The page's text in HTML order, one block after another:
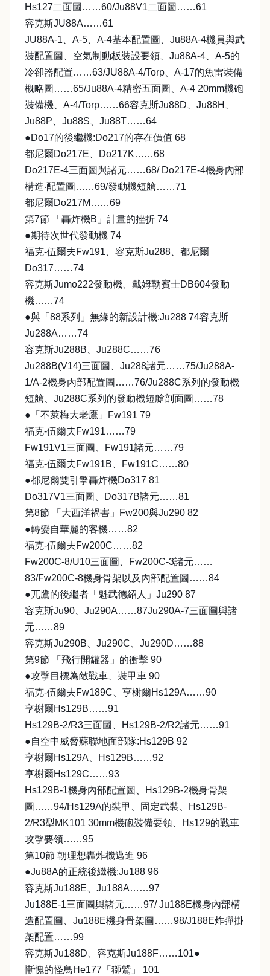
Hs127二面圖……60/Ju88V1二面圖……61
容克斯JU88A……61
JU88A-1、A-5、A-4基本配置圖、Ju88A-4機員與武
裝配置圖、空氣制動板裝設要領、Ju88A-4、A-5的
冷卻器配置……63/JU88A-4/Torp、A-17的魚雷裝備
概略圖……65/Ju88A-4精密五面圖、A-4 20mm機砲
裝備機、A-4/Torp……66容克斯Ju88D、Ju88H、
Ju88P、Ju88S、Ju88T……64
●Do17的後繼機:Do217的存在價值 68
都尼爾Do217E、Do217K……68
Do217E-4三面圖與諸元……68/ Do217E-4機身內部
構造‧配置圖……69/發動機短艙……71
都尼爾Do217M……69
第7節 「轟炸機B」計畫的挫折 74
●期待次世代發動機 74
福克-伍爾夫Fw191、容克斯Ju288、都尼爾
Do317……74
容克斯Jumo222發動機、戴姆勒賓士DB604發動
機……74
●與「88系列」無緣的新設計機:Ju288 74容克斯
Ju288A……74
容克斯Ju288B、Ju288C……76
Ju288B(V14)三面圖、Ju288諸元……75/Ju288A-
1/A-2機身內部配置圖……76/Ju288C系列的發動機
短艙、Ju288C系列的發動機短艙剖面圖……78
●「不萊梅大老鷹」Fw191 79
福克-伍爾夫Fw191……79
Fw191V1三面圖、Fw191諸元……79
福克-伍爾夫Fw191B、Fw191C……80
●都尼爾雙引擎轟炸機Do317 81
Do317V1三面圖、Do317B諸元……81
第8節 「大西洋禍害」Fw200與Ju290 82
●轉變自華麗的客機……82
福克-伍爾夫Fw200C……82
Fw200C-8/U10三面圖、Fw200C-3諸元……
83/Fw200C-8機身骨架以及內部配置圖……84
●兀鷹的後繼者「魁武德紹人」Ju290 87
容克斯Ju90、Ju290A……87Ju290A-7三面圖與諸
元……89
容克斯Ju290B、Ju290C、Ju290D……88
第9節 「飛行開罐器」的衝擊 90
●攻擊目標為敵戰車、裝甲車 90
福克-伍爾夫Fw189C、亨榭爾Hs129A……90
亨榭爾Hs129B……91
Hs129B-2/R3三面圖、Hs129B-2/R2諸元……91
●自空中威脅蘇聯地面部隊:Hs129B 92
亨榭爾Hs129A、Hs129B……92
亨榭爾Hs129C……93
Hs129B-1機身內部配置圖、Hs129B-2機身骨架
圖……94/Hs129A的裝甲、固定武裝、Hs129B-
2/R3型MK101 30mm機砲裝備要領、Hs129的戰車
攻擊要領……95
第10節 朝理想轟炸機邁進 96
●Ju88A的正統後繼機:Ju188 96
容克斯Ju188E、Ju188A……97
Ju188E-1三面圖與諸元……97/ Ju188E機身內部構
造配置圖、Ju188E機身骨架圖……98/J188E炸彈掛
架配置……99
容克斯Ju188D、容克斯Ju188F……101●
慚愧的怪鳥He177「獅鷲」 101